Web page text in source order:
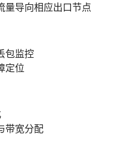
量导向相应出口节点
包监控
定位
带宽分配